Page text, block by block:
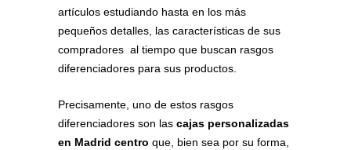
artículos estudiando hasta en los más
pequeños detalles, las características de sus
compradores al tiempo que buscan rasgos
diferenciadores para sus productos.
Precisamente, uno de estos rasgos
diferenciadores son las cajas personalizadas
en Madrid centro que, bien sea por su forma,